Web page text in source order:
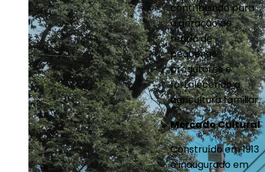
contribuindo para
a geração de
renda de
pequenos
produtores e
fortalecendo a
agricultura familiar.
Mercado Cultural
Construído em 1913
e inaugurado em